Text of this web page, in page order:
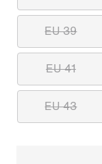
EU 39
EU 41
EU 43